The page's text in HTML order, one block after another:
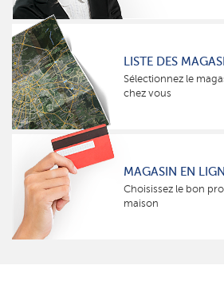
LISTE DES
Sélectionnez le
chez vous
MAGASIN EN
Choisissez le bon
maison